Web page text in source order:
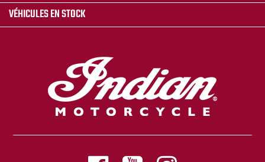
VÉHICULES EN STOCK